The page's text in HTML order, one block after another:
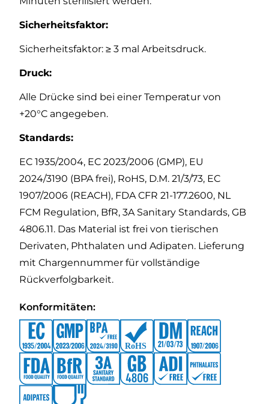
Sicherheitsfaktor:
Sicherheitsfaktor: ≥ 3 mal Arbeitsdruck.
Druck:
Alle Drücke sind bei einer Temperatur von
+20°C angegeben.
Standards:
EC 1935/2004, EC 2023/2006 (GMP), EU
2024/3190 (BPA frei), RoHS, D.M. 21/3/73, EC
1907/2006 (REACH), FDA CFR 21-177.2600, NL
FCM Regulation, BfR, 3A Sanitary Standards, GB
4806.11. Das Material ist frei von tierischen
Derivaten, Phthalaten und Adipaten. Lieferung
mit Chargennummer für vollständige
Rückverfolgbarkeit.
Konformitäten: